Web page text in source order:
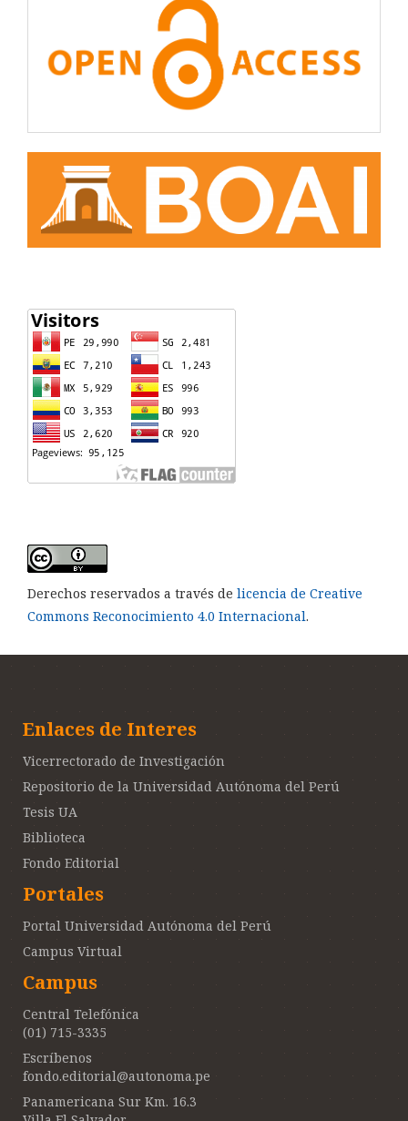
Derechos reservados a través de licencia de Creative
Commons Reconocimiento 4.0 Internacional.
Enlaces de Interes
Vicerrectorado de Investigación
Repositorio de la Universidad Autónoma del Perú
Tesis UA
Biblioteca
Fondo Editorial
Portales
Portal Universidad Autónoma del Perú
Campus Virtual
Campus
Central Telefónica
(01) 715-3335
Escríbenos
fondo.editorial@autonoma.pe
Panamericana Sur Km. 16.3